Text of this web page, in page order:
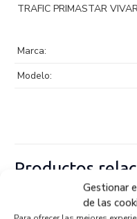
Gestionar
de las
TRAFIC PRIMASTAR
Marca:
Modelo:
Productos